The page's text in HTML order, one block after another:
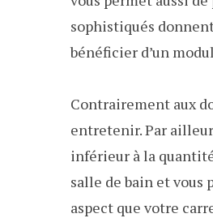
sophistiqués
bénéficier d’un
Contrairement aux
entretenir. Par
inférieur à la
salle de bain et
aspect que votre